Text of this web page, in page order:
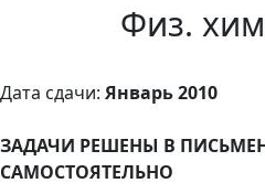
Физ.
Дата сдачи: Январь 2010
ЗАДАЧИ РЕШЕНЫ В
САМОСТОЯТЕЛЬНО